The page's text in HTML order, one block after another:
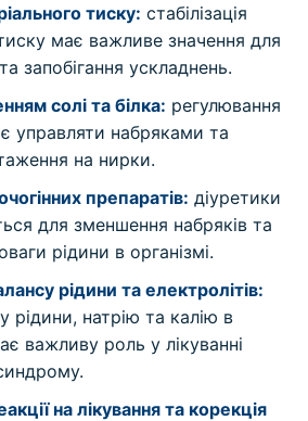
тиску: стабілізація
має важливе значення для
запобігання ускладнень.
солі та білка: регулювання
управляти набряками та
на нирки.
препаратів: діуретики
для зменшення набряків та
рідини в організмі.
рідини та електролітів:
рідини, натрію та калію в
важливу роль у лікуванні
на лікування та корекція